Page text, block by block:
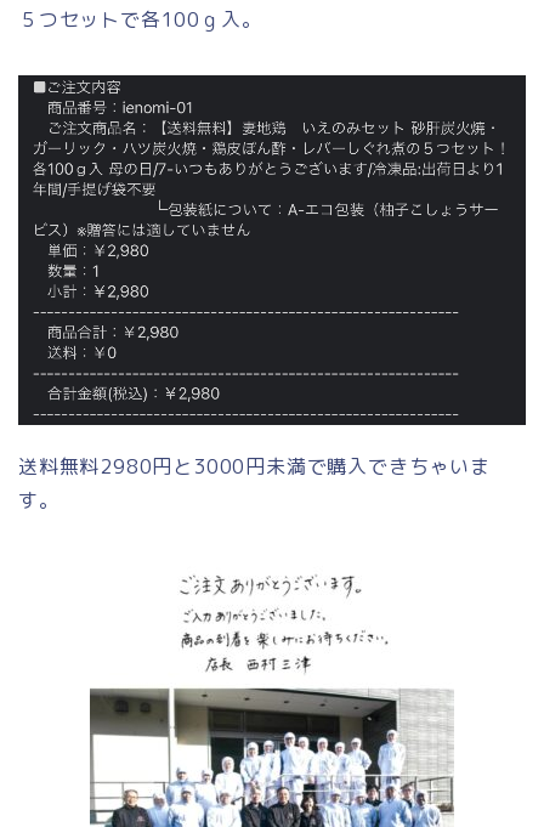
５つセットで各100ｇ入。
送料無料2980円と3000円未満で購入できちゃいま
す。